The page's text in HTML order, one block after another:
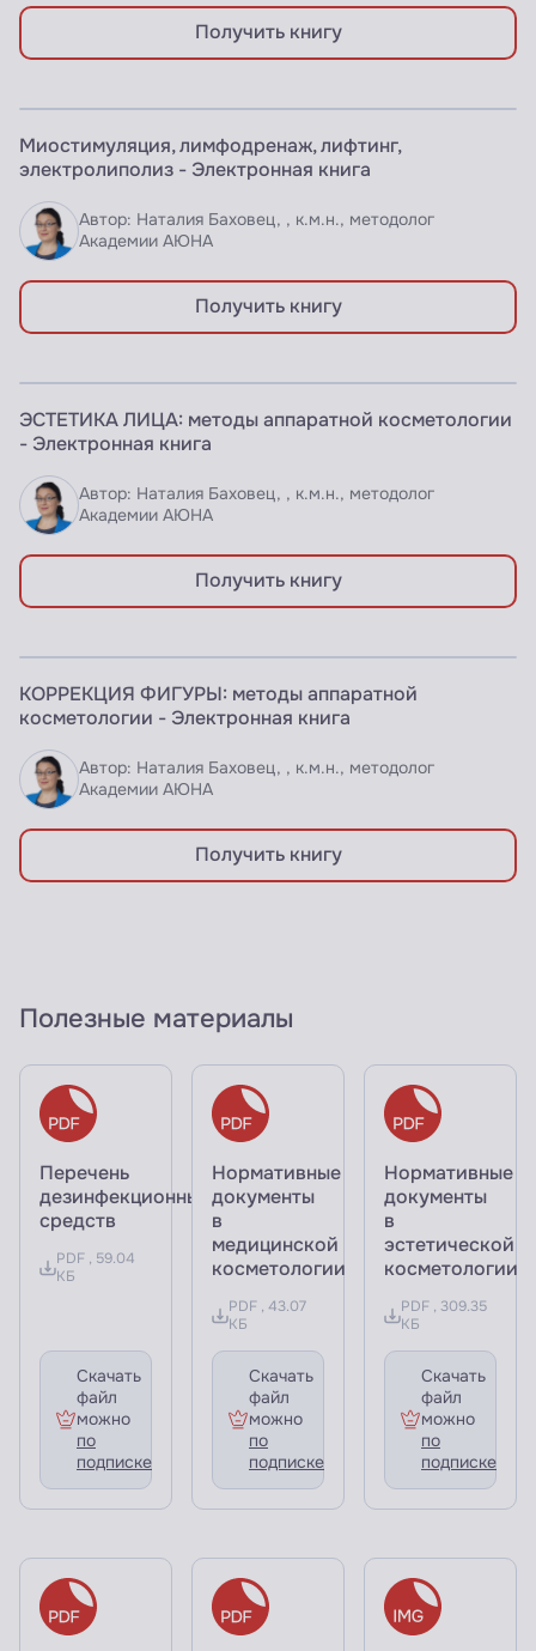
Получить книгу
Доступно по подписке
Миостимуляция, лимфодренаж, лифтинг,
электролиполиз - Электронная книга
Автор: Наталия Баховец, , к.м.н., методолог
Академии АЮНА
Получить книгу
Доступно по подписке
ЭСТЕТИКА ЛИЦА: методы аппаратной косметологии
- Электронная книга
Автор: Наталия Баховец, , к.м.н., методолог
Академии АЮНА
Получить книгу
Доступно по подписке
КОРРЕКЦИЯ ФИГУРЫ: методы аппаратной
косметологии - Электронная книга
Автор: Наталия Баховец, , к.м.н., методолог
Академии АЮНА
Получить книгу
Полезные материалы
Перечень
дезинфекционных
средств
PDF , 59.04
КБ
Скачать
файл
можно
по
подписке
Нормативные
документы
в
медицинской
косметологии
PDF , 43.07
КБ
Скачать
файл
можно
по
подписке
Нормативные
документы
в
эстетической
косметологии
PDF , 309.35
КБ
Скачать
файл
можно
по
подписке